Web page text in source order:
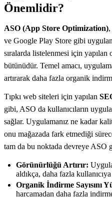
Önemlidir?
ASO (App Store Optimization)
ve Google Play Store gibi
sıralarda listelenmesi için yapılan
bütünüdür. Temel amacı,
artırarak daha fazla organik
Tıpkı web siteleri için yapılan
gibi, ASO da kullanıcıların
sağlar. Uygulamanız ne kadar
onu mağazada fark etmediği
tam da bu noktada devreye ASO
Görünürlüğü Artırır:
aldıkça, daha fazla kullanıcıya
Organik İndirme Sayısını
harcamadan daha fazla